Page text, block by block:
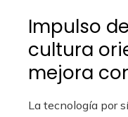
Impulso
cultura
mejora
La tecnología por